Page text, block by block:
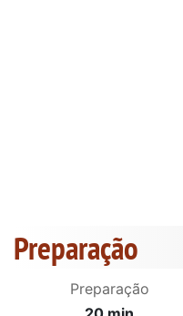
Preparação
Preparação